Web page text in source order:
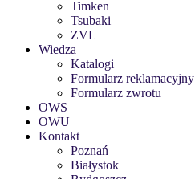
Timken
Tsubaki
ZVL
Wiedza
Katalogi
Formularz reklamacyjny
Formularz zwrotu
OWS
OWU
Kontakt
Poznań
Białystok